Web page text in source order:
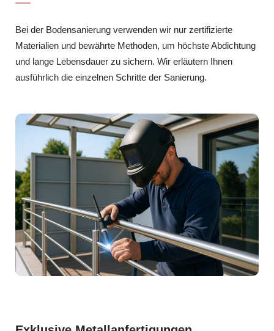
Bei der Bodensanierung verwenden wir nur zertifizierte
Materialien und bewährte Methoden, um höchste Abdichtung
und lange Lebensdauer zu sichern. Wir erläutern Ihnen
ausführlich die einzelnen Schritte der Sanierung.